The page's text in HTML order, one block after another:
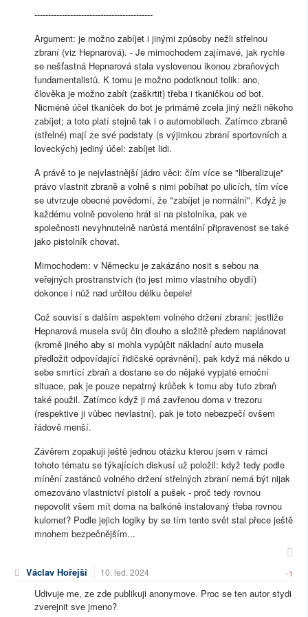
-------------------------------------------
Argument: je možno zabíjet i jinými způsoby nežli střelnou
zbraní (viz Hepnarová). - Je mimochodem zajímavé, jak rychle
se nešťastná Hepnarová stala vyslovenou ikonou zbraňových
fundamentalistů. K tomu je možno podotknout tolik: ano,
člověka je možno zabít (zaškrtit) třeba i tkaničkou od bot.
Nicméně účel tkaniček do bot je primárně zcela jiný nežli někoho
zabíjet; a toto platí stejně tak i o automobilech. Zatímco zbraně
(střelné) mají ze své podstaty (s výjimkou zbraní sportovních a
loveckých) jediný účel: zabíjet lidi.
A právě to je nejvlastnější jádro věci: čím více se "liberalizuje"
právo vlastnit zbraně a volně s nimi pobíhat po ulicích, tím více
se utvrzuje obecné povědomí, že "zabíjet je normální". Když je
každému volně povoleno hrát si na pistolníka, pak ve
společnosti nevyhnutelně narůstá mentální připravenost se také
jako pistolník chovat.
Mimochodem: v Německu je zakázáno nosit s sebou na
veřejných prostranstvích (to jest mimo vlastního obydlí)
dokonce i nůž nad určitou délku čepele!
Což souvisí s dalším aspektem volného držení zbraní: jestliže
Hepnarová musela svůj čin dlouho a složitě předem naplánovat
(kromě jiného aby si mohla vypůjčit nákladní auto musela
předložit odpovídající řidičské oprávnění), pak když má někdo u
sebe smrtící zbraň a dostane se do nějaké vypjaté emoční
situace, pak je pouze nepatrný krůček k tomu aby tuto zbraň
také použil. Zatímco když ji má zavřenou doma v trezoru
(respektive ji vůbec nevlastní), pak je toto nebezpečí ovšem
řádově menší.
Závěrem zopakuji ještě jednou otázku kterou jsem v rámci
tohoto tématu se týkajících diskusí už položil: když tedy podle
mínění zastánců volného držení střelných zbraní nemá být nijak
omezováno vlastnictví pistolí a pušek - proč tedy rovnou
nepovolit všem mít doma na balkóně instalovaný třeba rovnou
kulomet? Podle jejich logiky by se tím tento svět stal přece ještě
mnohem bezpečnějším...
Václav Hořejší 10. led. 2024 -1
Udivuje me, ze zde publikuji anonymove. Proc se ten autor stydi
zverejnit sve jmeno?